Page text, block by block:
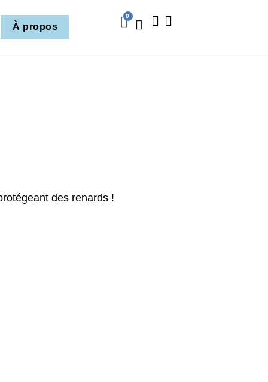
À propos
0
des renards !